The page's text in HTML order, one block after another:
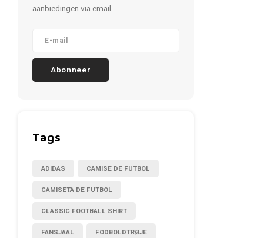
aanbiedingen via email
Abonneer
Tags
ADIDAS CAMISE DE FUTBOL
CAMISETA DE FUTBOL
CLASSIC FOOTBALL SHIRT
FANSJAAL FODBOLDTRØJE